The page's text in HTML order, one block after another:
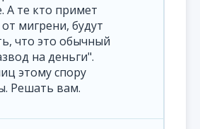
А те кто примет
мигрени, будут
что это обычный
на деньги".
этому спору
Решать вам.